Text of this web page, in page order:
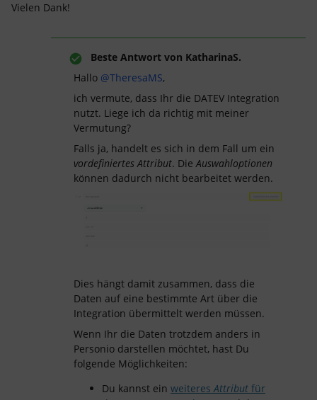
Vielen Dank!
Beste Antwort von KatharinaS.
Hallo @TheresaMS,
ich vermute, dass Ihr die DATEV Integration
nutzt. Liege ich da richtig mit meiner
Vermutung?
Falls ja, handelt es sich in dem Fall um ein
vordefiniertes Attribut. DieAuswahloptionen
können dadurch nicht bearbeitet werden.
Dies hängt damit zusammen, dass die
Daten auf eine bestimmte Art über die
Integration übermittelt werden müssen.
Wenn Ihr die Daten trotzdem anders in
Personio darstellen möchtet, hast Du
folgende Möglichkeiten:
Du kannst ein weiteresAttribut für